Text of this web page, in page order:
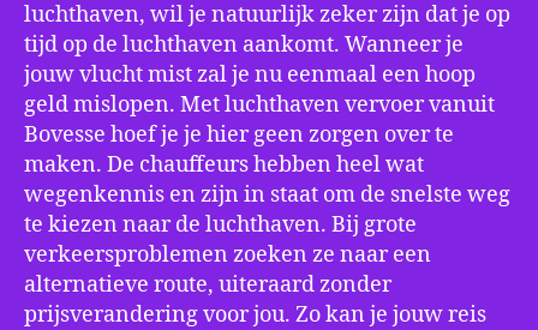
luchthaven, wil je natuurlijk zeker zijn dat je op
tijd op de luchthaven aankomt. Wanneer je
jouw vlucht mist zal je nu eenmaal een hoop
geld mislopen. Met luchthaven vervoer vanuit
Bovesse hoef je je hier geen zorgen over te
maken. De chauffeurs hebben heel wat
wegenkennis en zijn in staat om de snelste weg
te kiezen naar de luchthaven. Bij grote
verkeersproblemen zoeken ze naar een
alternatieve route, uiteraard zonder
prijsverandering voor jou. Zo kan je jouw reis